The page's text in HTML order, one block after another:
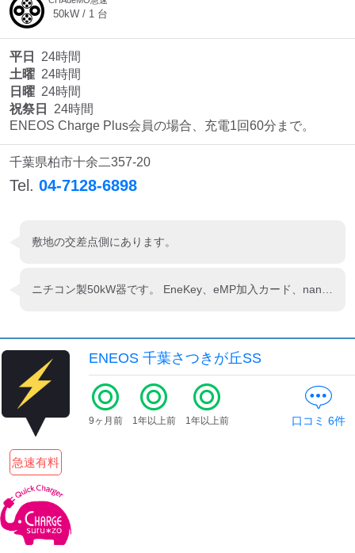
50kW / 1 台
平日
24時間
土曜 24時間
日曜 24時間
祝祭日
24時間
ENEOS Charge Plus会員の場合、充電1回60分まで。
千葉県柏市十余二357-20
Tel. 04-7128-6898
敷地の交差点側にあります。
ENEOS 千葉さつきが丘SS
急速有料
9ヶ月前 1年以上前 1年以上前 口コミ 6件